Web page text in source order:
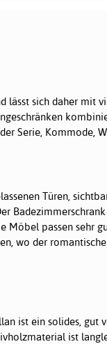
lässt sich daher mit
Serie, Kommode,
Türen,
Möbel passen sehr
wo der
ist ein solides, gut
ist